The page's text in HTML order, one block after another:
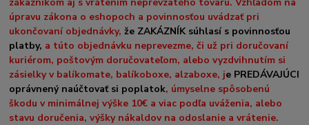
úpravu zákona o eshopoch a povinnosťou uvádzať pri
ukončovaní objednávky,že ZAKÁZNÍK súhlasí s povinnosťou
platby, a túto objednávku neprevezme, či už pri doručovaní
kuriérom, poštovým doručovateľom, alebo vyzdvihnutím si
zásielky v balíkomate, balíkoboxe, alzaboxe, je PREDÁVAJÚCI
oprávnený naúčtovať si poplatok, úmyselne spôsobenú
škodu v minimálnej výške 10€ a viac podľa uváženia, alebo
stavu doručenia, výšky nákaldov na odoslanie a vrátenie.